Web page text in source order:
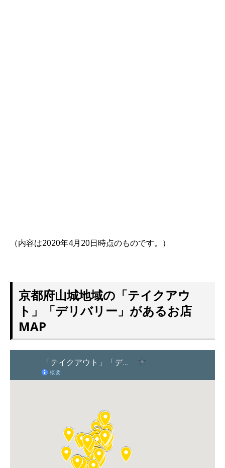
（内容は2020年4月20日時点のものです。）
京都府山城地域の「テイクアウ
ト」「デリバリー」があるお店
MAP